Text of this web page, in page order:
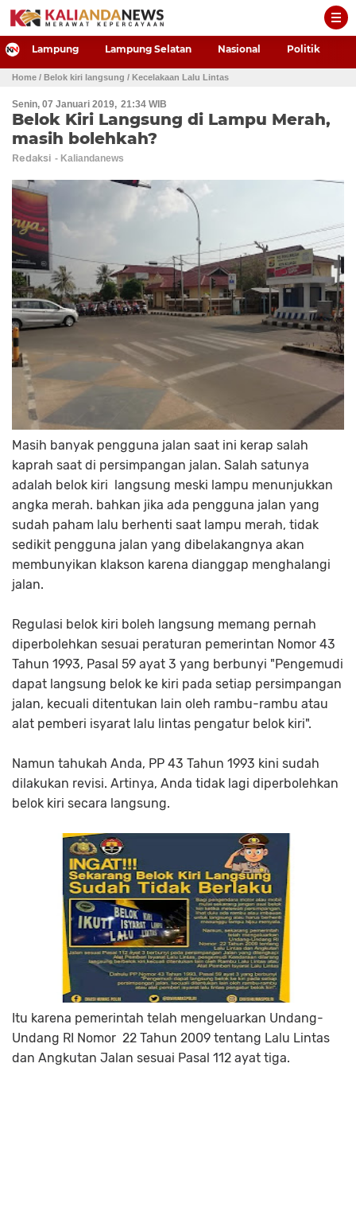
-->
Lampung Lampung Selatan Nasional Politik
Home / Belok kiri langsung / Kecelakaan Lalu Lintas
Senin, 07 Januari 2019 21:34 WIB
Belok Kiri Langsung di Lampu Merah,
masih bolehkah?
Redaksi
Masih banyak pengguna jalan saat ini kerap salah
kaprah saat di persimpangan jalan. Salah satunya
adalah belok kiri langsung meski lampu menunjukkan
angka merah. bahkan jika ada pengguna jalan yang
sudah paham lalu berhenti saat lampu merah, tidak
sedikit pengguna jalan yang dibelakangnya akan
membunyikan klakson karena dianggap menghalangi
jalan.
Regulasi belok kiri boleh langsung memang pernah
diperbolehkan sesuai peraturan pemerintan Nomor 43
Tahun 1993, Pasal 59 ayat 3 yang berbunyi "Pengemudi
dapat langsung belok ke kiri pada setiap persimpangan
jalan, kecuali ditentukan lain oleh rambu-rambu atau
alat pemberi isyarat lalu lintas pengatur belok kiri".
Namun tahukah Anda, PP 43 Tahun 1993 kini sudah
dilakukan revisi. Artinya, Anda tidak lagi diperbolehkan
belok kiri secara langsung.
Itu karena pemerintah telah mengeluarkan Undang-
Undang RI Nomor 22 Tahun 2009 tentang Lalu Lintas
dan Angkutan Jalan sesuai Pasal 112 ayat tiga.